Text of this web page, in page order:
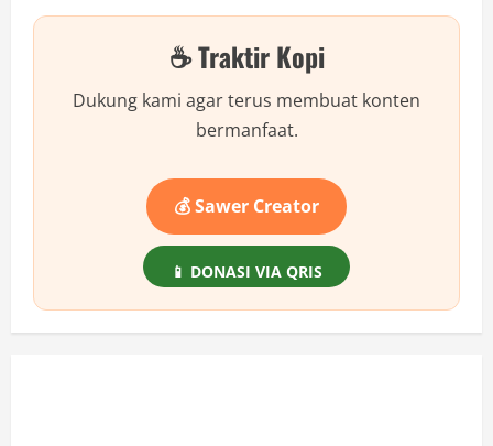
Lumajang-
Warga!
☕ Traktir Kopi
Dukung kami agar terus membuat konten
bermanfaat.
💰 Sawer Creator
📱 DONASI VIA QRIS